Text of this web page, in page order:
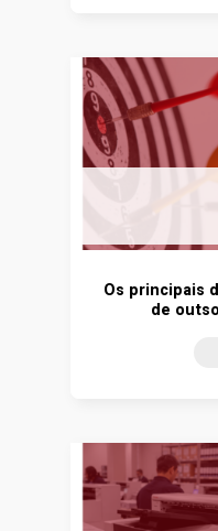
Os principais
de